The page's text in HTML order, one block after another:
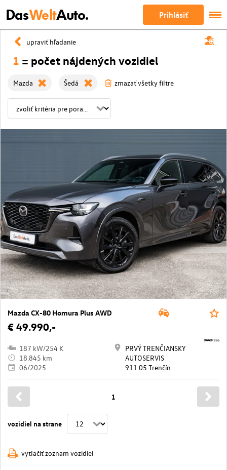
DasWeltAuto. Prihlásiť
upraviť hľadanie
1 = počet nájdených vozidiel
Mazda Šedá zmazať všetky filtre
Mazda CX-80 Homura Plus AWD
€ 49.990,-
187 kW/254 K
18.845 km
06/2025
PRVÝ TRENČIANSKY
AUTOSERVIS
911 05 Trenčín
8448/326
vozidiel na strane
1
vytlačiť zoznam vozidiel